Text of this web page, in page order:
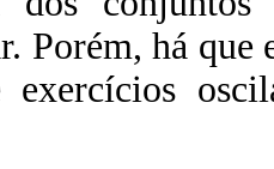
Porém, há
exercícios